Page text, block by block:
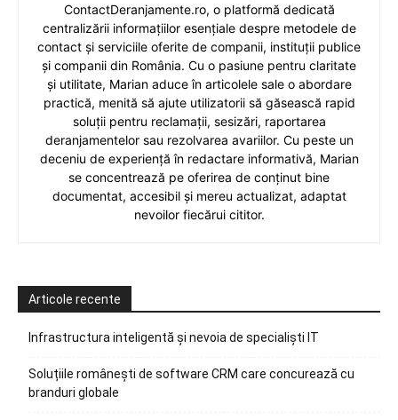
ContactDeranjamente.ro, o platformă dedicată
centralizării informațiilor esențiale despre metodele de
contact și serviciile oferite de companii, instituții publice
și companii din România. Cu o pasiune pentru claritate
și utilitate, Marian aduce în articolele sale o abordare
practică, menită să ajute utilizatorii să găsească rapid
soluții pentru reclamații, sesizări, raportarea
deranjamentelor sau rezolvarea avariilor. Cu peste un
deceniu de experiență în redactare informativă, Marian
se concentrează pe oferirea de conținut bine
documentat, accesibil și mereu actualizat, adaptat
nevoilor fiecărui cititor.
Articole recente
Infrastructura inteligentă și nevoia de specialiști IT
Soluțiile românești de software CRM care concurează cu
branduri globale